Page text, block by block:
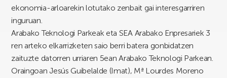
ekonomia-arloarekin lotutako zenbait gai interesgarriren
inguruan.
Arabako Teknologi Parkeak eta SEA Arabako Enpresariek 3
ren arteko elkarrizketen saio berri batera gonbidatzen
zaituzte datorren urriaren 5ean Arabako Teknologi Parkean.
Oraingoan Jesús Guibelalde (Imat), Mª Lourdes Moreno